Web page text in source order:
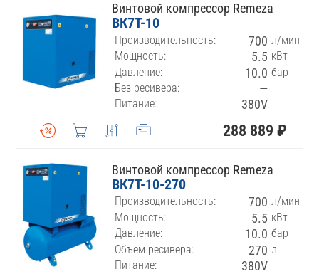
Винтовой компрессор Remeza
ВК7Т-10
Производительность: 700 л/мин
Мощность:
5.5 кВт
Давление:
10.0 бар
Без ресивера:
—
Питание: 380V
288 889 ₽
Винтовой компрессор Remeza
ВК7Т-10-270
Производительность: 700 л/мин
Мощность:
5.5 кВт
Давление:
10.0 бар
Объем ресивера:
270 л
Питание:
380V